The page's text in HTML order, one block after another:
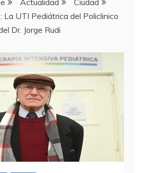
Actualidad
Ciudad
La UTI Pediátrica del Policlinico
Dr. Jorge Rudi